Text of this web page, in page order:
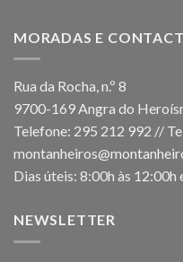
MORADAS E
Rua da Rocha, n.º 8
9700-169 Angra do
Telefone: 295 212 992 //
Dias úteis: 8:00h às 12:00h
NEWSLETTER